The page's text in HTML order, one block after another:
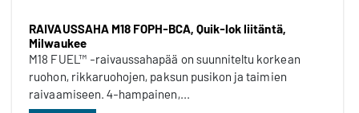
RAIVAUSSAHA M18 FOPH-BCA, Quik-lok liitäntä,
Milwaukee
M18 FUEL™ -raivaussahapää on suunniteltu korkean
ruohon, rikkaruohojen, paksun pusikon ja taimien
raivaamiseen. 4-hampainen,...